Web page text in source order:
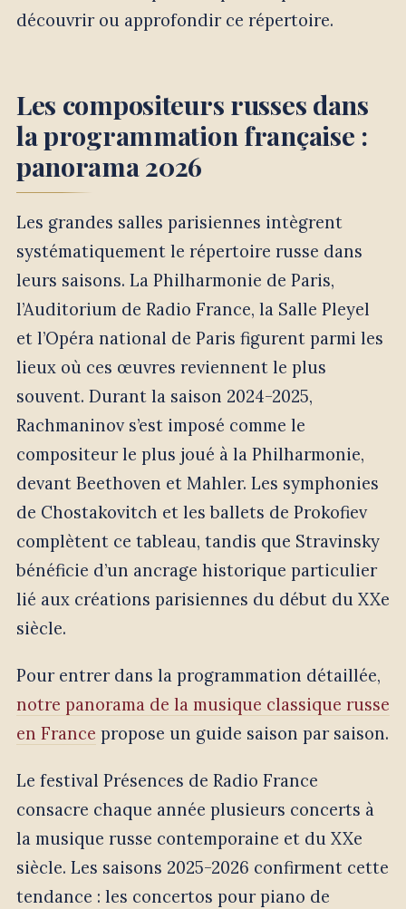
découvrir ou approfondir ce répertoire.
Les compositeurs russes dans
la programmation française :
panorama 2026
Les grandes salles parisiennes intègrent
systématiquement le répertoire russe dans
leurs saisons. La Philharmonie de Paris,
l’Auditorium de Radio France, la Salle Pleyel
et l’Opéra national de Paris figurent parmi les
lieux où ces œuvres reviennent le plus
souvent. Durant la saison 2024-2025,
Rachmaninov s’est imposé comme le
compositeur le plus joué à la Philharmonie,
devant Beethoven et Mahler. Les symphonies
de Chostakovitch et les ballets de Prokofiev
complètent ce tableau, tandis que Stravinsky
bénéficie d’un ancrage historique particulier
lié aux créations parisiennes du début du XXe
siècle.
Pour entrer dans la programmation détaillée,
notre panorama de la musique classique russe
en France propose un guide saison par saison.
Le festival Présences de Radio France
consacre chaque année plusieurs concerts à
la musique russe contemporaine et du XXe
siècle. Les saisons 2025-2026 confirment cette
tendance : les concertos pour piano de